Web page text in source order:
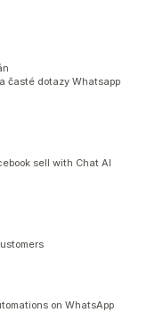
časté dotazy Whatsapp
sell with Chat AI
on WhatsApp